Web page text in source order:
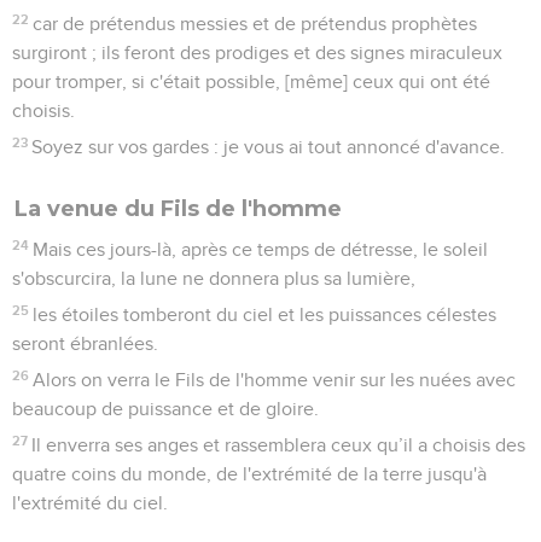
22 car de prétendus messies et de prétendus prophètes
surgiront ; ils feront des prodiges et des signes miraculeux
pour tromper, si c'était possible, [même] ceux qui ont été
choisis.
23 Soyez sur vos gardes : je vous ai tout annoncé d'avance.
La venue du Fils de l'homme
24 Mais ces jours-là, après ce temps de détresse, le soleil
s'obscurcira, la lune ne donnera plus sa lumière,
25 les étoiles tomberont du ciel et les puissances célestes
seront ébranlées.
26 Alors on verra le Fils de l'homme venir sur les nuées avec
beaucoup de puissance et de gloire.
27 Il enverra ses anges et rassemblera ceux qu’il a choisis des
quatre coins du monde, de l'extrémité de la terre jusqu'à
l'extrémité du ciel.